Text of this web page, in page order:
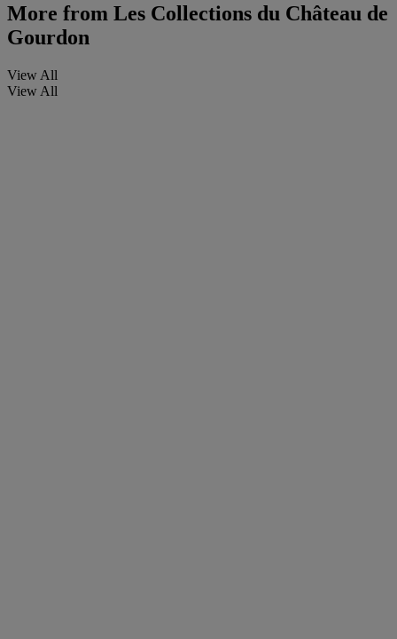
More from Les Collections du Château de
Gourdon
View All
View All